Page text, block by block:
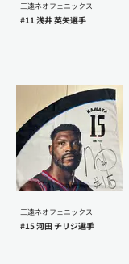
三遠ネオフェニックス
#11 浅井 英矢選手
三遠ネオフェニックス
#15 河田 チリジ選手